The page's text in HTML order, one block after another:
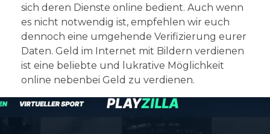
sich deren Dienste online bedient. Auch wenn
es nicht notwendig ist, empfehlen wir euch
dennoch eine umgehende Verifizierung eurer
Daten. Geld im Internet mit Bildern verdienen
ist eine beliebte und lukrative Möglichkeit
online nebenbei Geld zu verdienen.